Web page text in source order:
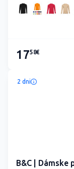
1758€
2 dni
B&C |